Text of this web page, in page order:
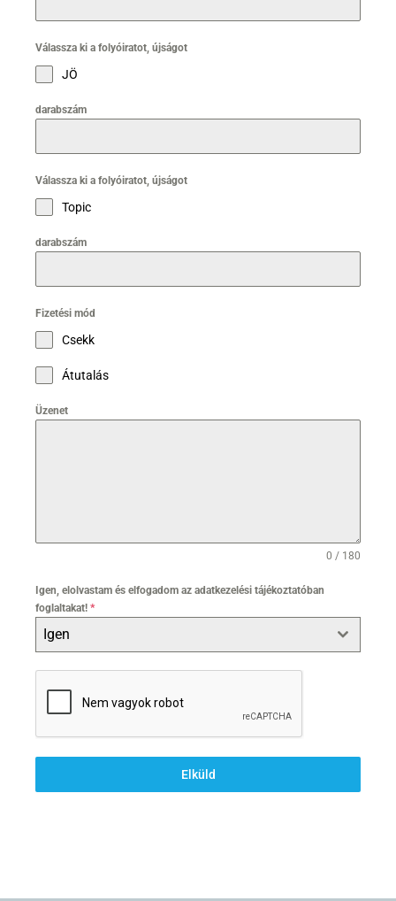
Válassza ki a folyóiratot, újságot
JÖ
darabszám
Válassza ki a folyóiratot, újságot
Topic
darabszám
Fizetési mód
Csekk
Átutalás
Üzenet
0 / 180
Igen, elolvastam és elfogadom az adatkezelési tájékoztatóban
foglaltakat! *
Igen
Elküld